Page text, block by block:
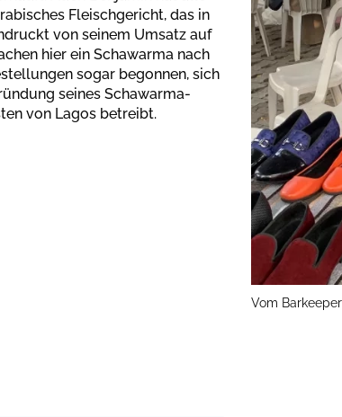
Vom
Fleischgericht, das in
von seinem Umsatz auf
hier ein Schawarma nach
sogar begonnen, sich
seines Schawarma-
von Lagos betreibt.